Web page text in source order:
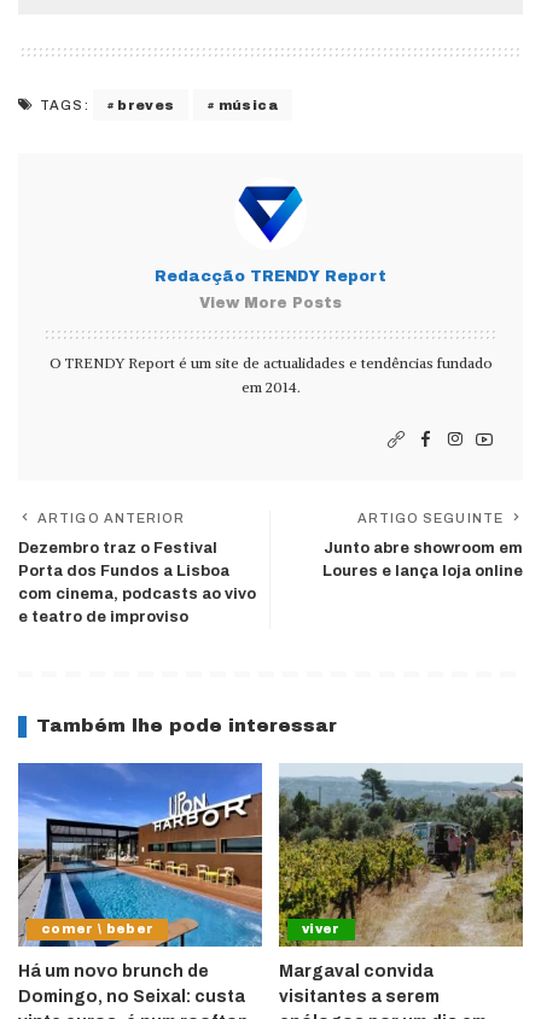
TAGS: breves música
Redacção TRENDY Report
View More Posts
O TRENDY Report é um site de actualidades e tendências fundado
em 2014.
ARTIGO ANTERIOR
Dezembro traz o Festival
Porta dos Fundos a Lisboa
com cinema, podcasts ao vivo
e teatro de improviso
ARTIGO SEGUINTE
Junto abre showroom em
Loures e lança loja online
Também lhe pode interessar
comer \ beber
Há um novo brunch de
Domingo, no Seixal: custa
viver
Margaval convida
visitantes a serem